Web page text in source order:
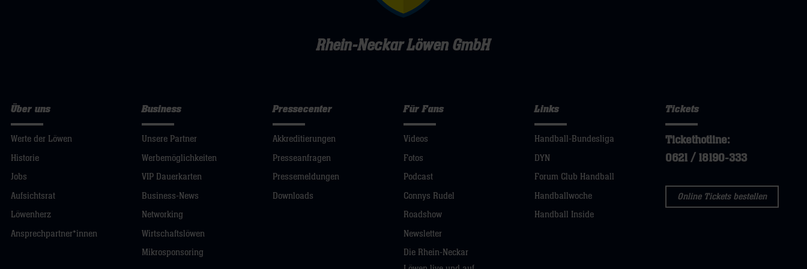
Rhein-Neckar Löwen GmbH
Über uns
Werte der Löwen
Historie
Jobs
Aufsichtsrat
Löwenherz
Ansprechpartner*innen
Business
Unsere Partner
Werbemöglichkeiten
VIP Dauerkarten
Business-News
Networking
Wirtschaftslöwen
Mikrosponsoring
Pressecenter
Akkreditierungen
Presseanfragen
Pressemeldungen
Downloads
Für Fans
Videos
Fotos
Podcast
Connys Rudel
Roadshow
Newsletter
Die Rhein-Neckar
Links
Handball-Bundesliga
DYN
Forum Club Handball
Handballwoche
Handball Inside
Tickets
Tickethotline:
0621 / 18190-333
Online Tickets bestellen